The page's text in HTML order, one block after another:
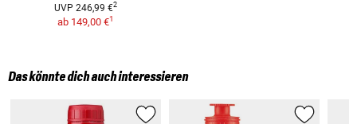
UVP 246,99 €2
ab 149,00 €1
Das könnte dich auch interessieren